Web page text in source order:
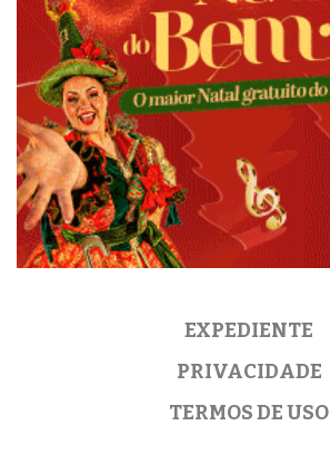
EXPEDIENTE
PRIVACIDADE
TERMOS DE USO